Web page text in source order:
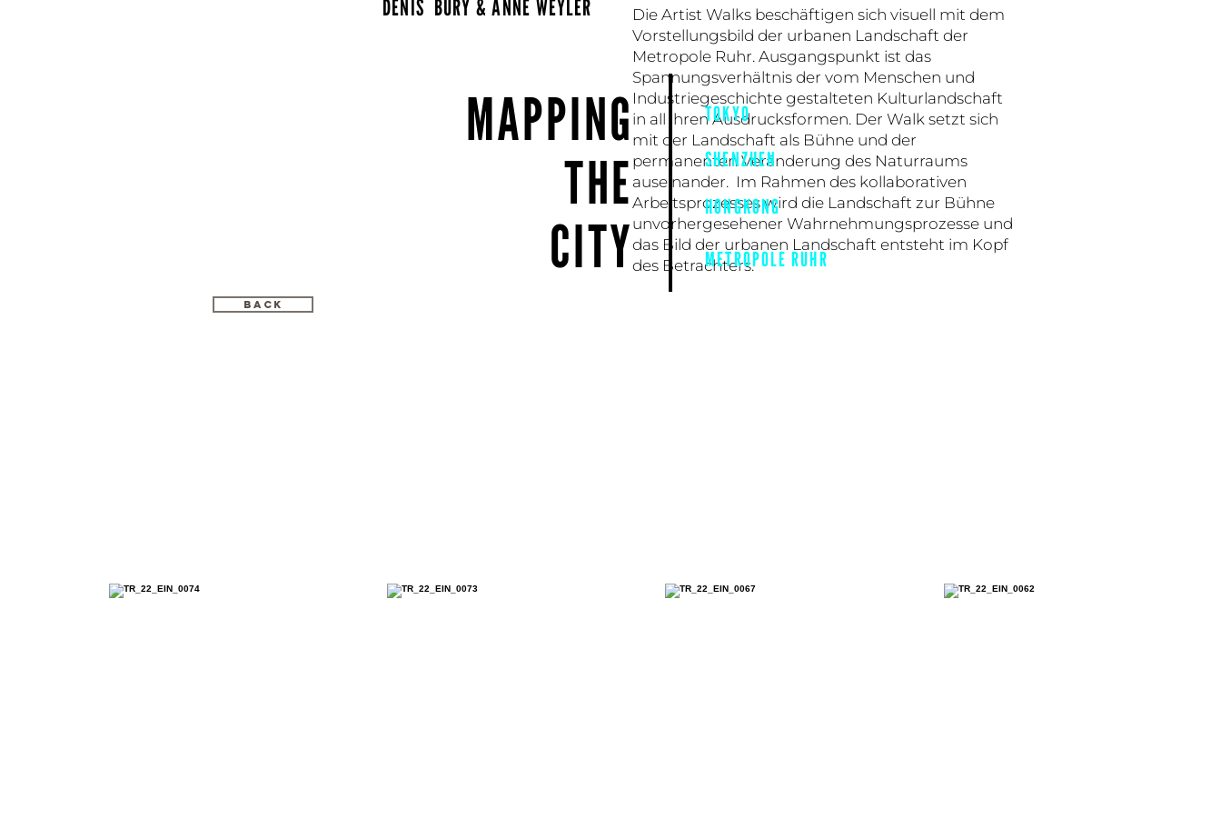
MAPPING
THE
CITY
TOKYO
SHENZHEN
HONGKONG
METROPOLE RUHR
DENIS BURY & ANNE WEYLER
Die Artist Walks beschäftigen sich visuell mit dem
Vorstellungsbild der urbanen Landschaft der
Metropole Ruhr. Ausgangspunkt ist das
Spannungsverhältnis der vom Menschen und
Industriegeschichte gestalteten Kulturlandschaft
in all ihren Ausdrucksformen. Der Walk setzt sich
mit der Landschaft als Bühne und der
permanenten Veränderung des Naturraums
auseinander. Im Rahmen des kollaborativen
Arbeitsprozesses wird die Landschaft zur Bühne
unvorhergesehener Wahrnehmungsprozesse und
das Bild der urbanen Landschaft entsteht im Kopf
des Betrachters.
BACK